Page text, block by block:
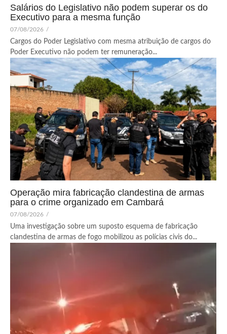
Salários do Legislativo não podem superar os do
Executivo para a mesma função
07/08/2026 /
Cargos do Poder Legislativo com mesma atribuição de cargos do
Poder Executivo não podem ter remuneração...
Operação mira fabricação clandestina de armas
para o crime organizado em Cambará
07/08/2026 /
Uma investigação sobre um suposto esquema de fabricação
clandestina de armas de fogo mobilizou as polícias civis do...